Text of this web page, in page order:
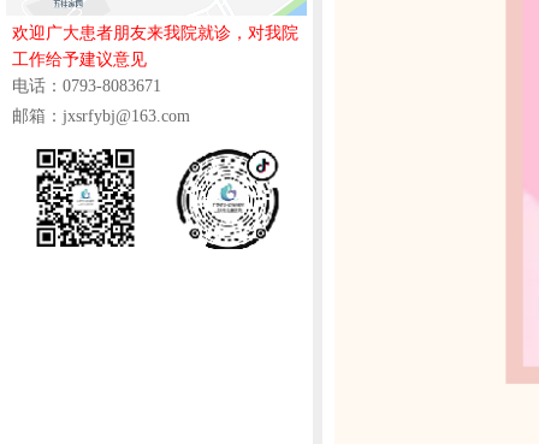
欢迎广大患者朋友来我院就诊，对我院
工作给予建议意见
电话：0793-8083671
邮箱：jxsrfybj@163.com